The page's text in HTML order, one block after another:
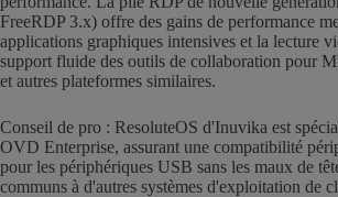
FreeRDP 3.x) offre des gains de performance
applications graphiques intensives et la lecture
support fluide des outils de collaboration pour
et autres plateformes similaires.
Conseil de pro : ResoluteOS d'Inuvika est
OVD Enterprise, assurant une compatibilité
pour les périphériques USB sans les maux de
communs à d'autres systèmes d'exploitation de